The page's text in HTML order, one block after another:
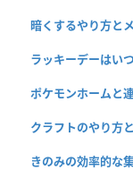
暗くするやり方と
ラッキーデーはい
ポケモンホームと
クラフトのやり方
きのみの効率的な